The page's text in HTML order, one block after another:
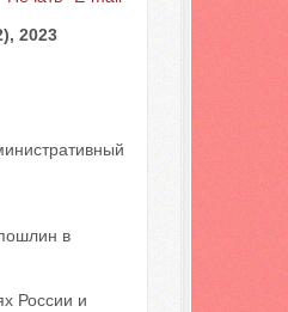
2023
в
России и